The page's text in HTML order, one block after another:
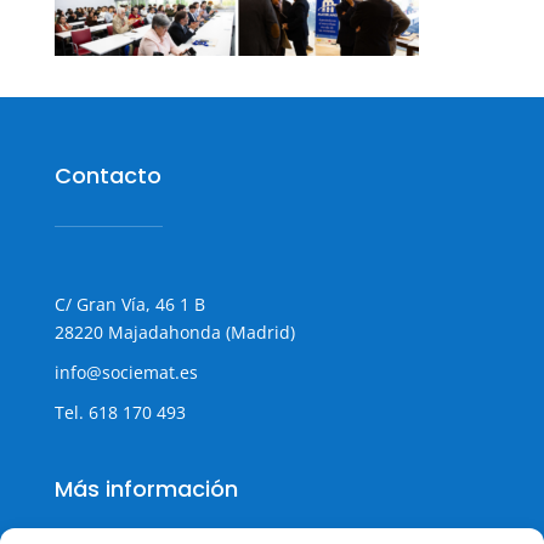
Contacto
C/ Gran Vía, 46 1 B
28220 Majadahonda (Madrid)
info@sociemat.es
Tel. 618 170 493
Más información